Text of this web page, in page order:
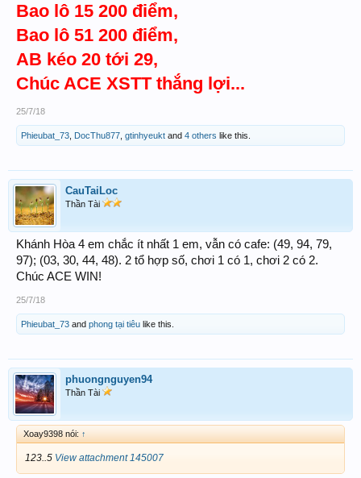
Bao lô 15 200 điểm,
Bao lô 51 200 điểm,
AB kéo 20 tới 29,
Chúc ACE XSTT thắng lợi...
25/7/18
Phieubat_73, DocThu877, gtinhyeukt and 4 others like this.
CauTaiLoc
Thần Tài
Khánh Hòa 4 em chắc ít nhất 1 em, vẫn có cafe: (49, 94, 79,
97); (03, 30, 44, 48). 2 tổ hợp số, chơi 1 có 1, chơi 2 có 2.
Chúc ACE WIN!
25/7/18
Phieubat_73 and phong tại tiêu like this.
phuongnguyen94
Thần Tài
Xoay9398 nói: ↑
123..5 View attachment 145007